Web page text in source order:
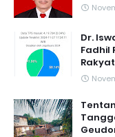
Dr.
Fadhil